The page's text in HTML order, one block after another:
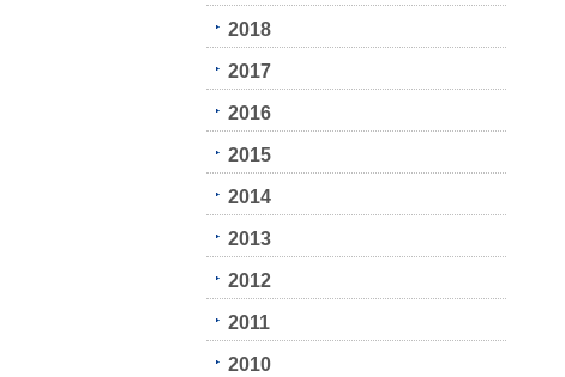
2018
2017
2016
2015
2014
2013
2012
2011
2010